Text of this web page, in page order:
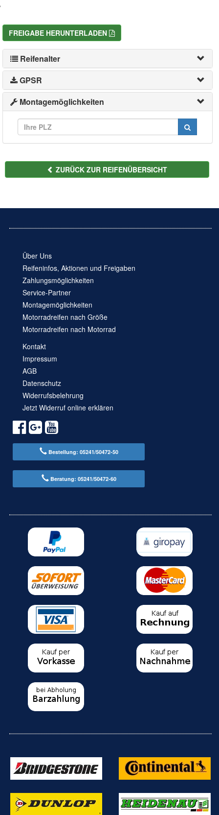
FREIGABE HERUNTERLADEN
Reifenalter
GPSR
Montagemöglichkeiten
ZURÜCK ZUR REIFENÜBERSICHT
Über Uns
Reifeninfos, Aktionen und Freigaben
Zahlungsmöglichkeiten
Service-Partner
Montagemöglichkeiten
Motorradreifen nach Größe
Motorradreifen nach Motorrad
Kontakt
Impressum
AGB
Datenschutz
Widerrufsbelehrung
Jetzt Widerruf online erklären
Bestellung: 05241/50472-50
Beratung: 05241/50472-60